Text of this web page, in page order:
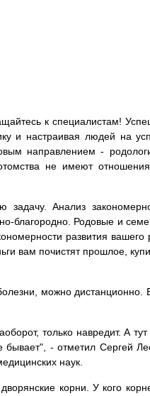
к специалистам!
и настраивая людей на
направлением -
не имеют
Анализ
благородно. Родовые и
развития вашего
вам почистят прошлое,
можно дистанционно.
только навредит. А
- отметил Сергей
наук.
корни. У кого